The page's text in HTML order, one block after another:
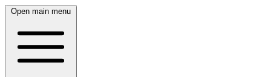
Open main menu